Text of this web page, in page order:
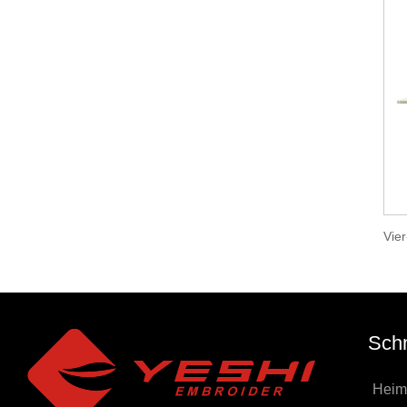
Heim